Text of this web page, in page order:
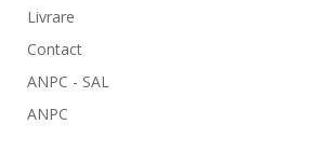
Livrare
Contact
ANPC - SAL
ANPC